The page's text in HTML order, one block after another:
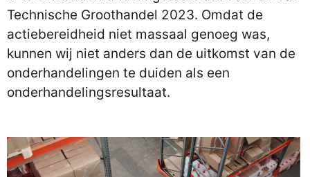
Technische Groothandel 2023. Omdat de
actiebereidheid niet massaal genoeg was,
kunnen wij niet anders dan de uitkomst van de
onderhandelingen te duiden als een
onderhandelingsresultaat.